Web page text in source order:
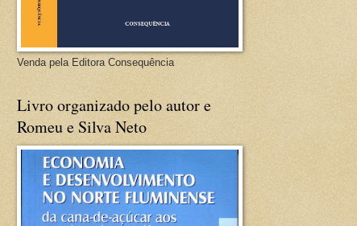
Venda pela Editora Consequência
Livro organizado pelo autor e
Romeu e Silva Neto